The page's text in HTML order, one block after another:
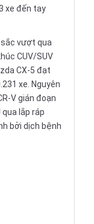
xe đến tay
vượt qua
CUV/SUV
CX-5 đạt
xe. Nguyên
V gián đoạn
lắp ráp
bởi dịch bệnh